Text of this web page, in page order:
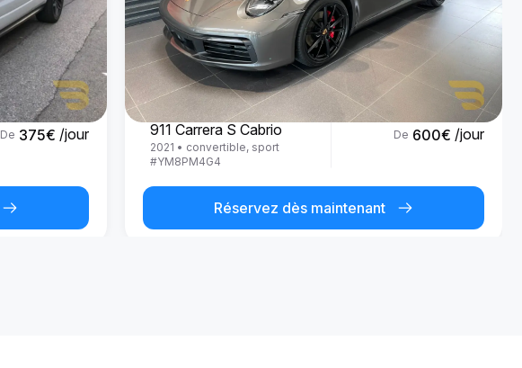
De 375€ /jour
Porsche
911 Carrera S Cabrio
2021 • convertible, sport
#YM8PM4G4
De 600€ /jour
Réservez dès maintenant